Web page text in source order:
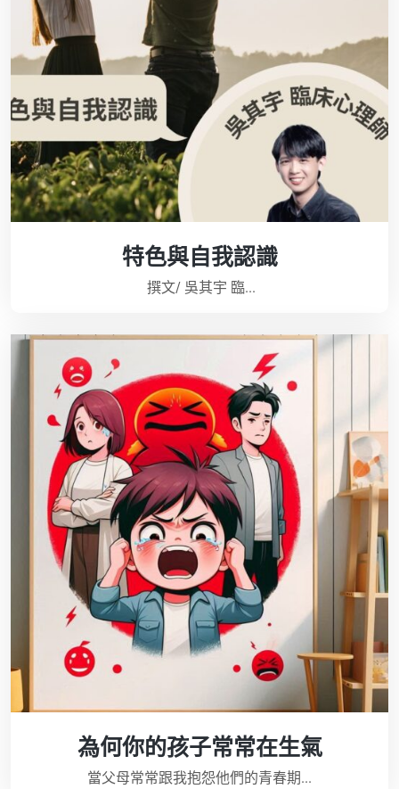
特色與自我認識
撰文/ 吳其宇 臨...
為何你的孩子常常在生氣
當父母常常跟我抱怨他們的青春期...